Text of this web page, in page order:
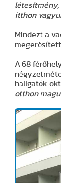
létesítmény,
itthon
Mindezt a
A 68
hallgatók
otthon